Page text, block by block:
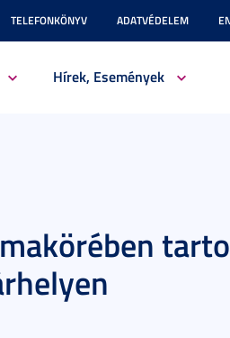
TELEFONKÖNYV ADATVÉDELEM
Hírek, Események